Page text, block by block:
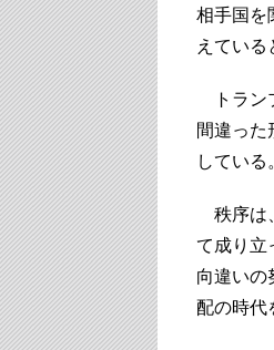
相手国を
えている
トラン
間違った
している
秩序は
て成り立
向違いの
配の時代